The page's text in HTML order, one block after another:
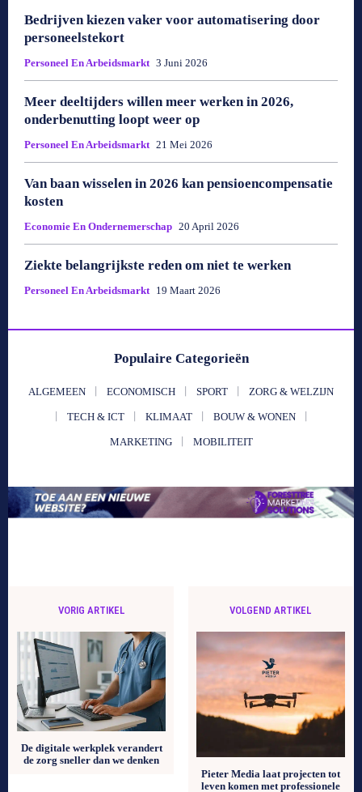
Bedrijven kiezen vaker voor automatisering door
personeelstekort
Personeel En Arbeidsmarkt 3 Juni 2026
Meer deeltijders willen meer werken in 2026,
onderbenutting loopt weer op
Personeel En Arbeidsmarkt 21 Mei 2026
Van baan wisselen in 2026 kan pensioencompensatie
kosten
Economie En Ondernemerschap 20 April 2026
Ziekte belangrijkste reden om niet te werken
Personeel En Arbeidsmarkt 19 Maart 2026
Populaire Categorieën
ALGEMEEN ECONOMISCH SPORT ZORG & WELZIJN
TECH & ICT KLIMAAT BOUW & WONEN
MARKETING MOBILITEIT
VORIG ARTIKEL
De digitale werkplek verandert
de zorg sneller dan we denken
VOLGEND ARTIKEL
Pieter Media laat projecten tot
leven komen met professionele